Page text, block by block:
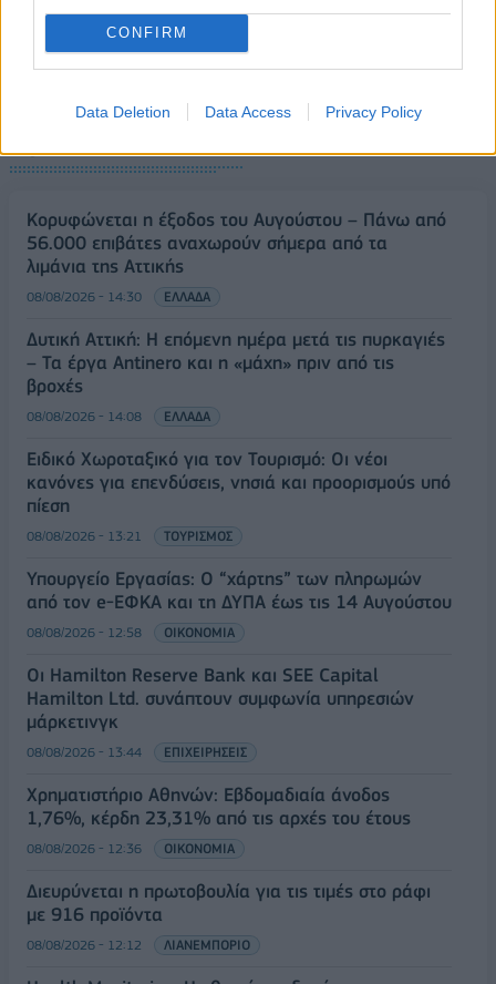
CONFIRM
Data Deletion Data Access Privacy Policy
ΡΟΗ ΕΙΔΗΣΕΩΝ
Κορυφώνεται η έξοδος του Αυγούστου – Πάνω από
56.000 επιβάτες αναχωρούν σήμερα από τα
λιμάνια της Αττικής
08/08/2026 - 14:30 ΕΛΛΑΔΑ
Δυτική Αττική: Η επόμενη ημέρα μετά τις πυρκαγιές
– Τα έργα Antinero και η «μάχη» πριν από τις
βροχές
08/08/2026 - 14:08 ΕΛΛΑΔΑ
Ειδικό Χωροταξικό για τον Τουρισμό: Οι νέοι
κανόνες για επενδύσεις, νησιά και προορισμούς υπό
πίεση
08/08/2026 - 13:21 ΤΟΥΡΙΣΜΟΣ
Υπουργείο Εργασίας: Ο “χάρτης” των πληρωμών
από τον e-ΕΦΚΑ και τη ΔΥΠΑ έως τις 14 Αυγούστου
08/08/2026 - 12:58 ΟΙΚΟΝΟΜΙΑ
Οι Hamilton Reserve Bank και SEE Capital
Hamilton Ltd. συνάπτουν συμφωνία υπηρεσιών
μάρκετινγκ
08/08/2026 - 13:44 ΕΠΙΧΕΙΡΗΣΕΙΣ
Χρηματιστήριο Αθηνών: Εβδομαδιαία άνοδος
1,76%, κέρδη 23,31% από τις αρχές του έτους
08/08/2026 - 12:36 ΟΙΚΟΝΟΜΙΑ
Διευρύνεται η πρωτοβουλία για τις τιμές στο ράφι
με 916 προϊόντα
08/08/2026 - 12:12 ΛΙΑΝΕΜΠΟΡΙΟ